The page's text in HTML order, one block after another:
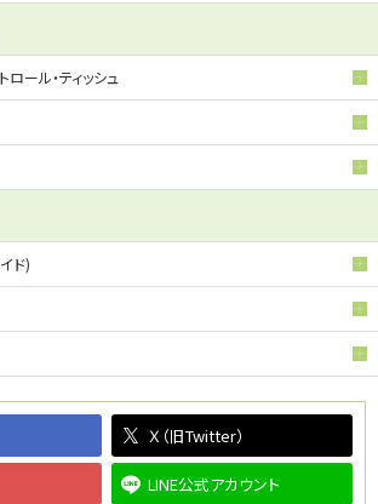
ール・ティッシュ
ド)
Ｘ（旧Twitter）
LINE公式アカウント